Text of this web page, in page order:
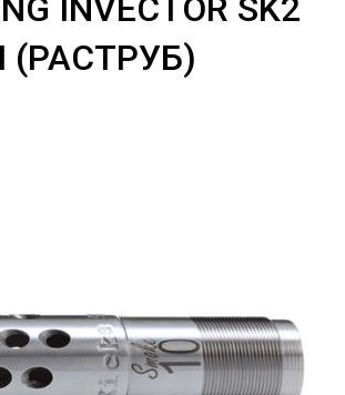
INVECTOR SK2
(РАСТРУБ)